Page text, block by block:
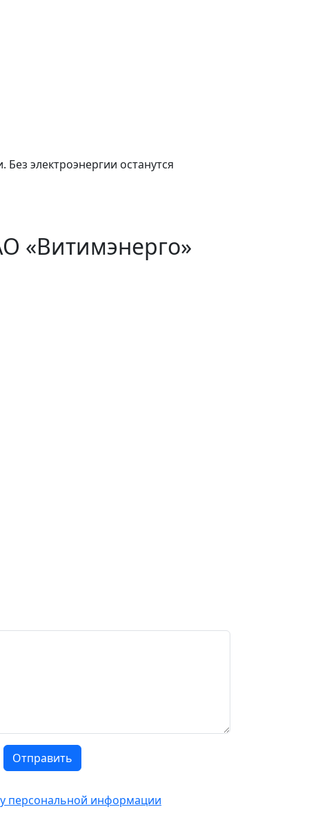
электроэнергии останутся
«Витимэнерго»
Отправить
персональной информации